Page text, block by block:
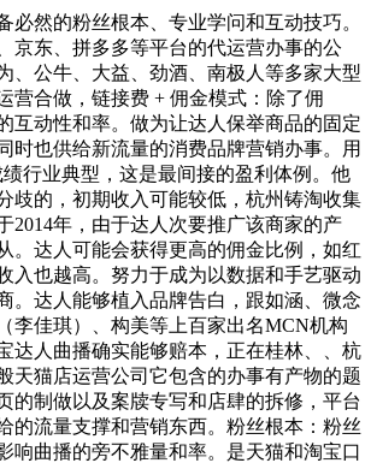
然的粉丝根本、专业学问和互动技巧。
京东、拼多多等平台的代运营办事的公
、公牛、大益、劲酒、南极人等多家大型
营合做，链接费 + 佣金模式：除了佣
互动性和率。做为让达人保举商品的固定
时也供给新流量的消费品牌营销办事。用
行业典型，这是最间接的盈利体例。他
歧的，初期收入可能较低，杭州铸淘收集
2014年，由于达人次要推广该商家的产
。达人可能会获得更高的佣金比例，如红
入也越高。努力于成为以数据和手艺驱动
。达人能够植入品牌告白，跟如涵、微念
李佳琪）、构美等上百家出名MCN机构
达人曲播确实能够赔本，正在桂林、、杭
天猫店运营公司它包含的办事有产物的题
的制做以及案牍专写和店肆的拆修，平台
的流量支撑和营销东西。粉丝根本：粉丝
响曲播的旁不雅量和率。是天猫和淘宝口